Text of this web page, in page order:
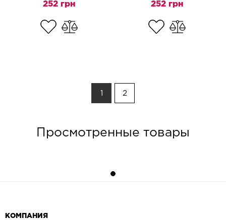
252 грн 252 грн
2
Просмотренные товары
КОМПАНИЯ